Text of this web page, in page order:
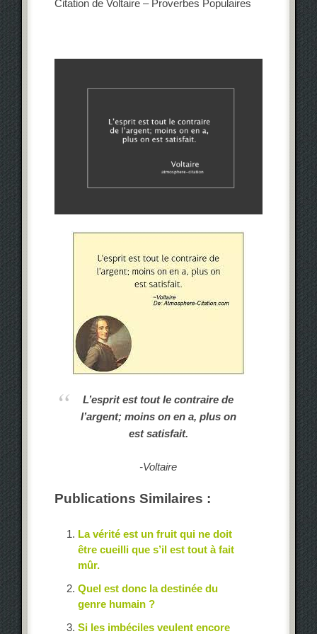
Citation de Voltaire – Proverbes Populaires
L’esprit est tout le contraire de
l’argent; moins on en a, plus on
est satisfait.
-Voltaire
Publications Similaires :
La vérité est un fruit qui ne doit
être cueilli que s’il est tout à fait
mûr.
Quel est donc la destinée du
genre humain ?
Si les imbéciles veulent encore